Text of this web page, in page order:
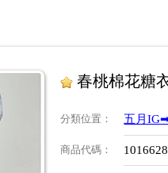
春桃棉花糖
分類位置 ： 五月
商品代碼 ：